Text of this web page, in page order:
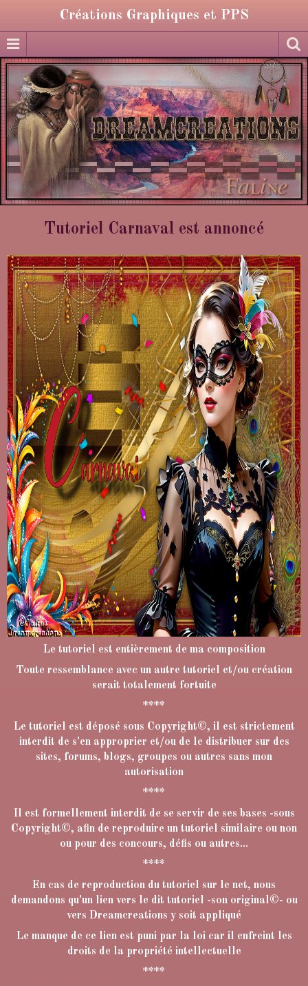
Créations Graphiques et PPS
Tutoriel Carnaval est annoncé
Le tutoriel est entièrement de ma composition
Toute ressemblance avec un autre tutoriel et/ou création
serait totalement fortuite
****
Le tutoriel est déposé sous Copyright©, il est strictement
interdit de s'en approprier et/ou de le distribuer sur des
sites, forums, blogs, groupes ou autres sans mon
autorisation
****
Il est formellement interdit de se servir de ses bases -sous
Copyright©, afin de reproduire un tutoriel similaire ou non
ou pour des concours, défis ou autres...
****
En cas de reproduction du tutoriel sur le net, nous
demandons qu'un lien vers le dit tutoriel -son original©- ou
vers Dreamcreations y soit appliqué
Le manque de ce lien est puni par la loi car il enfreint les
droits de la propriété intellectuelle
****